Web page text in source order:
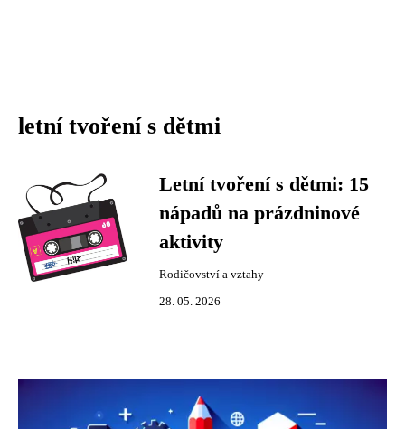
letní tvoření s dětmi
Letní tvoření s dětmi: 15
nápadů na prázdninové
aktivity
Rodičovství a vztahy
28. 05. 2026